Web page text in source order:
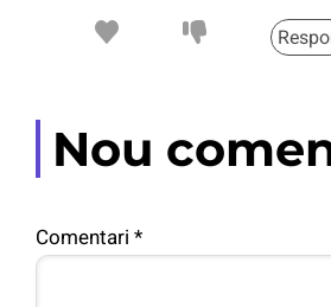
Nou
Comentari *